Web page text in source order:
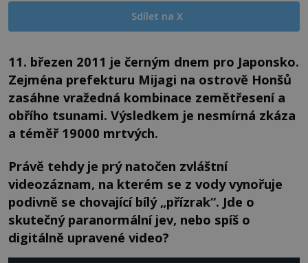
Sdílet na X
11. březen 2011 je černým dnem pro Japonsko.
Zejména prefekturu Mijagi na ostrově Honšů
zasáhne vražedná kombinace zemětřesení a
obřího tsunami. Výsledkem je nesmírná zkáza
a téměř 19000 mrtvých.
Právě tehdy je prý natočen zvláštní
videozáznam, na kterém se z vody vynořuje
podivně se chovající bílý „přízrak“. Jde o
skutečný paranormální jev, nebo spíš o
digitálně upravené video?